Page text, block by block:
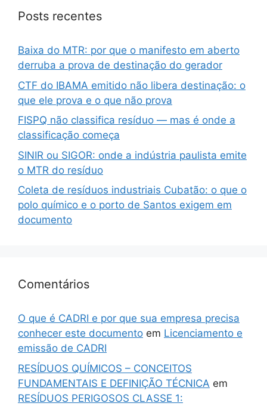
Posts recentes
Baixa do MTR: por que o manifesto em aberto
derruba a prova de destinação do gerador
CTF do IBAMA emitido não libera destinação: o
que ele prova e o que não prova
FISPQ não classifica resíduo — mas é onde a
classificação começa
SINIR ou SIGOR: onde a indústria paulista emite
o MTR do resíduo
Coleta de resíduos industriais Cubatão: o que o
polo químico e o porto de Santos exigem em
documento
Comentários
O que é CADRI e por que sua empresa precisa
conhecer este documento em Licenciamento e
emissão de CADRI
RESÍDUOS QUÍMICOS – CONCEITOS
FUNDAMENTAIS E DEFINIÇÃO TÉCNICA em
RESÍDUOS PERIGOSOS CLASSE 1: